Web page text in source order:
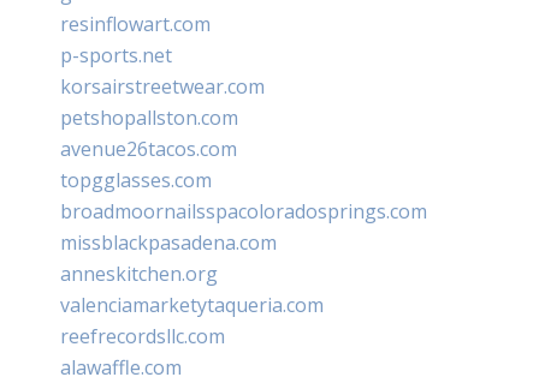
resinflowart.com
p-sports.net
korsairstreetwear.com
petshopallston.com
avenue26tacos.com
topgglasses.com
broadmoornailsspacoloradosprings.com
missblackpasadena.com
anneskitchen.org
valenciamarketytaqueria.com
reefrecordsllc.com
alawaffle.com